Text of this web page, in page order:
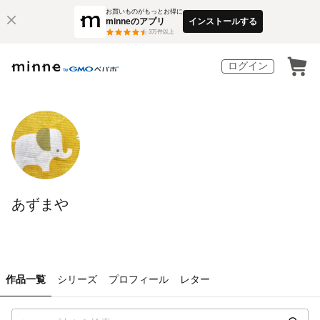
お買いものがもっとお得に
minneのアプリ
3万件以上
インストールする
ログイン
あずまや
作品一覧 シリーズ プロフィール レター